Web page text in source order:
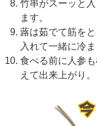
竹串がスーッと
ます。
蕗は茹でて筋を
入れて一緒に冷
食べる前に人参
えて出来上がり。